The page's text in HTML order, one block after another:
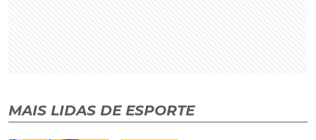
MAIS LIDAS DE ESPORTE